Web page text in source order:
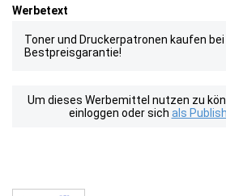
Werbetext
Toner und Druckerpatronen kaufen
Bestpreisgarantie!
Um dieses Werbemittel nutzen zu
einloggen oder sich als